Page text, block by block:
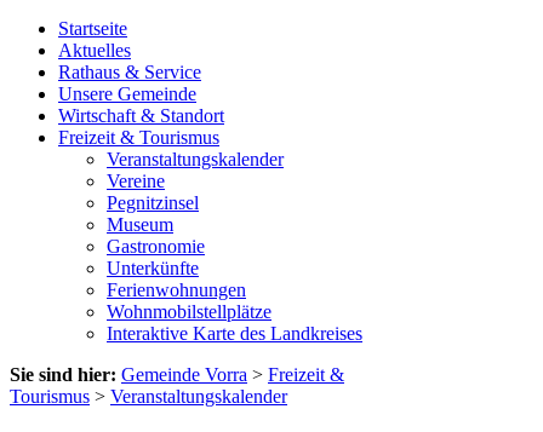
Startseite
Aktuelles
Rathaus & Service
Unsere Gemeinde
Wirtschaft & Standort
Freizeit & Tourismus
Veranstaltungskalender
Vereine
Pegnitzinsel
Museum
Gastronomie
Unterkünfte
Ferienwohnungen
Wohnmobilstellplätze
Interaktive Karte des Landkreises
Sie sind hier: Gemeinde Vorra > Freizeit &
Tourismus > Veranstaltungskalender